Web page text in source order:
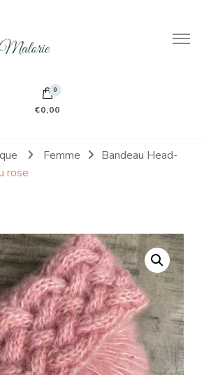
Jardins de Malorie
main 100% tout doux
0
€0,00
Femme
Bandeau Head-
rose